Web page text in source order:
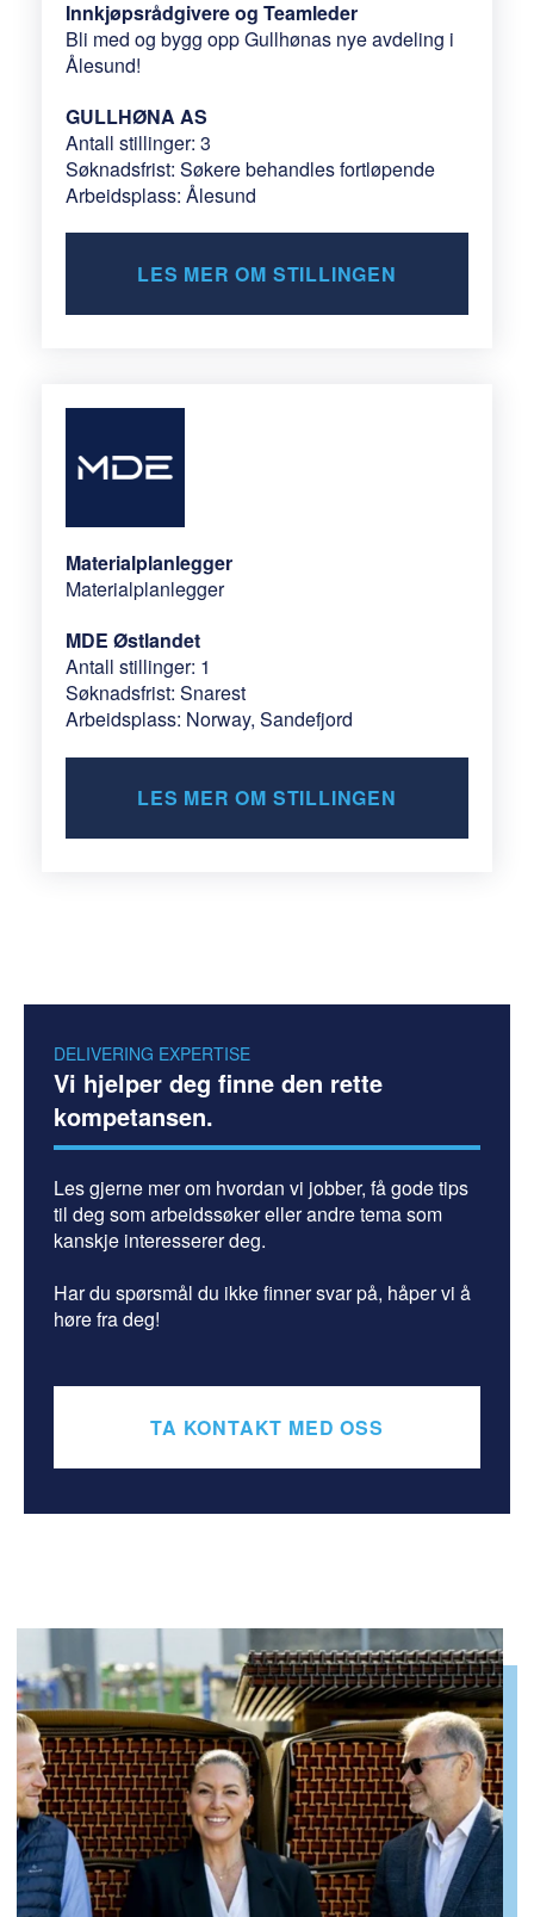
Innkjøpsrådgivere og Teamleder
Bli med og bygg opp Gullhønas nye avdeling i
Ålesund!
GULLHØNA AS
Antall stillinger: 3
Søknadsfrist: Søkere behandles fortløpende
Arbeidsplass: Ålesund
LES MER OM STILLINGEN
Materialplanlegger
Materialplanlegger
MDE Østlandet
Antall stillinger: 1
Søknadsfrist: Snarest
Arbeidsplass: Norway, Sandefjord
LES MER OM STILLINGEN
DELIVERING EXPERTISE
Vi hjelper deg finne den rette
kompetansen.
Les gjerne mer om hvordan vi jobber, få gode tips
til deg som arbeidssøker eller andre tema som
kanskje interesserer deg.
Har du spørsmål du ikke finner svar på, håper vi å
høre fra deg!
TA KONTAKT MED OSS